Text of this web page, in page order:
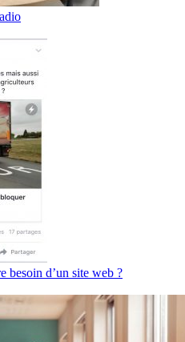
besoin d’un site web ?